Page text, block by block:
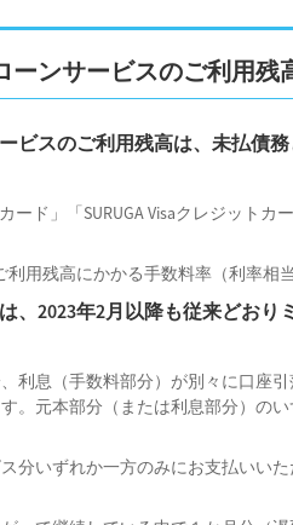
ーンサービスのご利用残
ビスのご利用残高は、未払債
ド」「SURUGA Visaクレジットカ
用残高にかかる手数料率（利率相
、2023年2月以降も従来どお
利息（手数料部分）が別々に口座
。元本部分（または利息部分）の
分いずれか一方のみにお支払いい